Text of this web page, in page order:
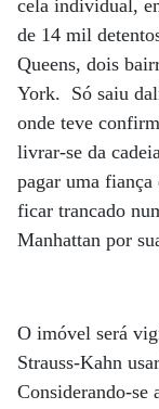
cela individual,
de 14 mil
Queens, dois
York. Só saiu
onde teve
livrar-se da
pagar uma
ficar trancado
Manhattan por
O imóvel será
Strauss-Kahn
Considerando-se